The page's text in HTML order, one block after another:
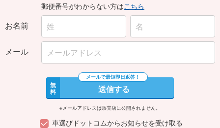
郵便番号がわからない方はこちら
お名前
メール
無
料 送信する
※メールアドレスは販売店に公開されません。
車選びドットコムからお知らせを受け取る